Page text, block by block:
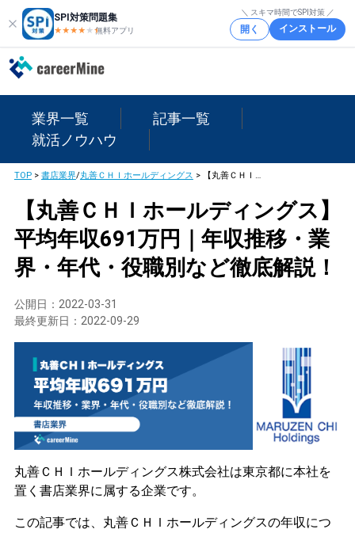
SPI対策問題集
★★★★ ★★
無料アプリ
＼ スキマ時間でSPI対策 ／
開く インストール
業界一覧
記事一覧
就活ノウハウ
TOP> 書店業界/丸善ＣＨＩホールディングス > 【丸善ＣＨＩホールディングス】平均年収691万円｜年収推移・業界・年代・役職別など徹底解説！
【丸善ＣＨＩホールディングス】
平均年収691万円｜年収推移・業
界・年代・役職別など徹底解説！
公開日： 2022-03-31
最終更新日： 2022-09-29
丸善ＣＨＩホールディングス株式会社は東京都に本社を
置く書店業界に属する企業です。
この記事では、丸善ＣＨＩホールディングスの年収につ